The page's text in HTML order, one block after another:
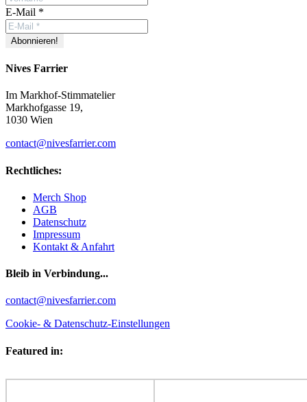
E-Mail *
Nives Farrier
Im Markhof-Stimmatelier
Markhofgasse 19,
1030 Wien
contact@nivesfarrier.com
Rechtliches:
Merch Shop
AGB
Datenschutz
Impressum
Kontakt & Anfahrt
Bleib in Verbindung...
Facebook
YouTube
Instagram
contact@nivesfarrier.com
Cookie- & Datenschutz-Einstellungen
Featured in: